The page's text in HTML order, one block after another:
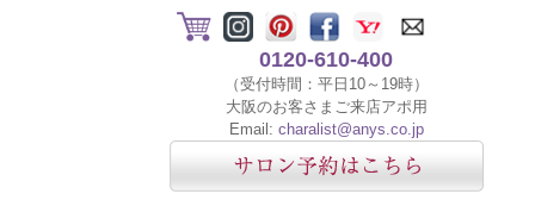
0120-610-400
（受付時間：平日10～19時）
大阪のお客さまご来店アポ用
Email: charalist@anys.co.jp